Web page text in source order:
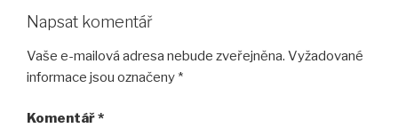
Napsat komentář
Vaše e-mailová adresa nebude zveřejněna. Vyžadované
informace jsou označeny *
Komentář*